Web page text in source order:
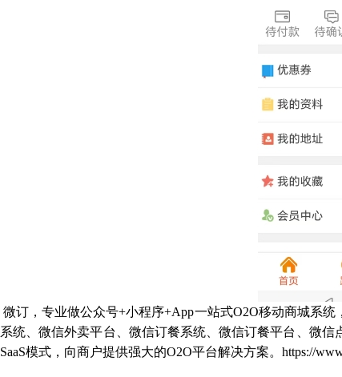
微订，专业做公众号+小程序+App一站式O2O移动商城系
系统、微信外卖平台、微信订餐系统、微信订餐平台、微
SaaS模式，向商户提供强大的O2O平台解决方案。https://